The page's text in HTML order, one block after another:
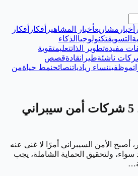
أخبار مشاريعأخبار المشاهير أفكار أفكار
التسويقتكنولوجيا الذكاء
مفيدةتطوير الذاتتعليمتقوية
ناشئةطيرانقادةقصص
موظفيننساء ريادياتنصائحنمط حياةمن
تعرف على أفضل 5 شركات أمن سيبراني
أصبح الأمن السيبراني أمرًا لا غنى عنه
ولتحقيق الحماية الشاملة، يجب